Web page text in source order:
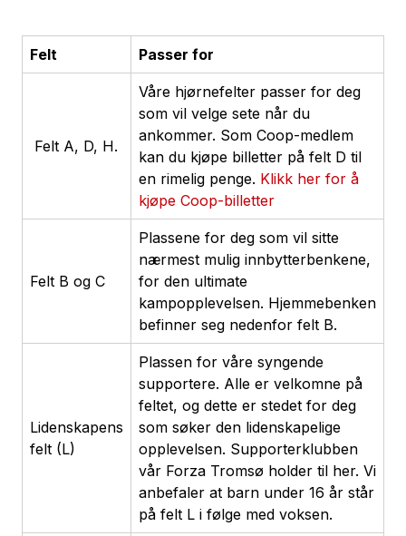
Felt Passer for
Felt A, D, H.
Våre hjørnefelter passer for deg
som vil velge sete når du
ankommer. Som Coop-medlem
kan du kjøpe billetter på felt D til
en rimelig penge. Klikk her for å
kjøpe Coop-billetter
Felt B og C
Plassene for deg som vil sitte
nærmest mulig innbytterbenkene,
for den ultimate
kampopplevelsen. Hjemmebenken
befinner seg nedenfor felt B.
Lidenskapens
felt (L)
Plassen for våre syngende
supportere. Alle er velkomne på
feltet, og dette er stedet for deg
som søker den lidenskapelige
opplevelsen. Supporterklubben
vår Forza Tromsø holder til her. Vi
anbefaler at barn under 16 år står
på felt L i følge med voksen.